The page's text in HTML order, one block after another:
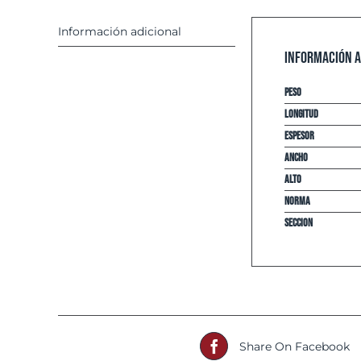
Información adicional
Información
Peso
Longitud
espesor
Ancho
Alto
Norma
Seccion
Share On Facebook